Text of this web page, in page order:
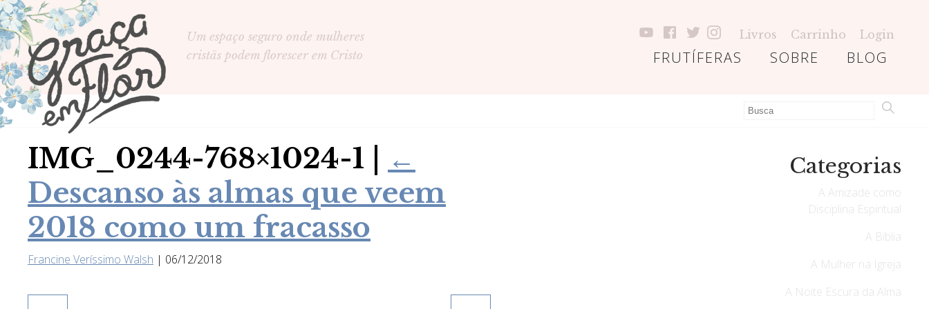
Um espaço seguro onde mulheres
cristãs podem florescer em Cristo
Livros Carrinho Login
BLOG
SOBRE
FRUTÍFERAS
IMG_0244-768×1024-1
←
Descanso às almas que veem
2018 como um fracasso
Francine Veríssimo Walsh | 06/12/2018
Categorias
A Amizade como
Disciplina Espiritual
A Bíblia
A Mulher na Igreja
A Noite Escura da Alma